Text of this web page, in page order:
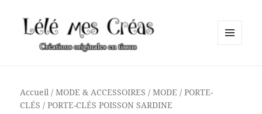
Accueil /MODE & ACCESSOIRES /MODE /PORTE-
CLÉS / PORTE-CLÉS POISSON SARDINE